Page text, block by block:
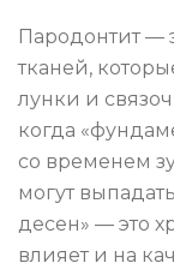
Пародонтит —
тканей,
лунки и
когда
со временем
могут
десен» — это
влияет и на